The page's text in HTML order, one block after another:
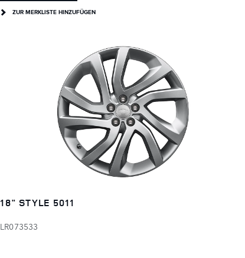
ZUR MERKLISTE HINZUFÜGEN
18" STYLE 5011
LR073533